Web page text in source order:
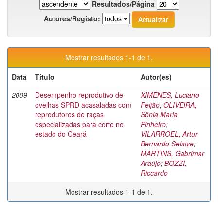
Resultados/Página
Autores/Registo:
Mostrar resultados 1-1 de 1.
Data
Título
Autor(es)
2009
Desempenho reprodutivo de
ovelhas SPRD acasaladas com
reprodutores de raças
especializadas para corte no
estado do Ceará
XIMENES, Luciano
Feijão; OLIVEIRA,
Sônia Maria
Pinheiro;
VILARROEL, Artur
Bernardo Selaive;
MARTINS, Gabrimar
Araújo; BOZZI,
Riccardo
Mostrar resultados 1-1 de 1.